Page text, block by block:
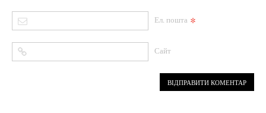
Ел. пошта *
Сайт